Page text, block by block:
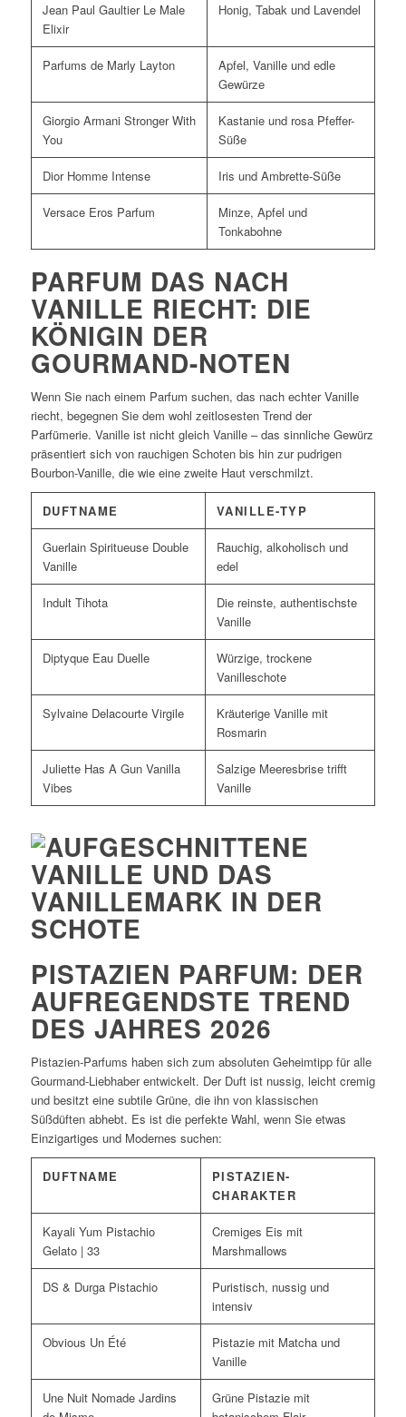
Jean Paul Gaultier Le Male
Elixir
Honig, Tabak und Lavendel
Parfums de Marly Layton
Apfel, Vanille und edle
Gewürze
Giorgio Armani Stronger With
You
Kastanie und rosa Pfeffer-
Süße
Dior Homme Intense Iris und Ambrette-Süße
Versace Eros Parfum
Minze, Apfel und
Tonkabohne
PARFUM DAS NACH
VANILLE RIECHT: DIE
KÖNIGIN DER
GOURMAND-NOTEN
Wenn Sie nach einem Parfum suchen, das nach echter Vanille
riecht, begegnen Sie dem wohl zeitlosesten Trend der
Parfümerie. Vanille ist nicht gleich Vanille – das sinnliche Gewürz
präsentiert sich von rauchigen Schoten bis hin zur pudrigen
Bourbon-Vanille, die wie eine zweite Haut verschmilzt.
DUFTNAME VANILLE-TYP
Guerlain Spiritueuse Double
Vanille
Rauchig, alkoholisch und
edel
Indult Tihota
Die reinste, authentischste
Vanille
Diptyque Eau Duelle
Würzige, trockene
Vanilleschote
Sylvaine Delacourte Virgile
Kräuterige Vanille mit
Rosmarin
Juliette Has A Gun Vanilla
Vibes
Salzige Meeresbrise trifft
Vanille
PISTAZIEN PARFUM: DER
AUFREGENDSTE TREND
DES JAHRES 2026
Pistazien-Parfums haben sich zum absoluten Geheimtipp für alle
Gourmand-Liebhaber entwickelt. Der Duft ist nussig, leicht cremig
und besitzt eine subtile Grüne, die ihn von klassischen
Süßdüften abhebt. Es ist die perfekte Wahl, wenn Sie etwas
Einzigartiges und Modernes suchen:
DUFTNAME
PISTAZIEN-
CHARAKTER
Kayali Yum Pistachio
Gelato | 33
Cremiges Eis mit
Marshmallows
DS & Durga Pistachio
Puristisch, nussig und
intensiv
Obvious Un Été
Pistazie mit Matcha und
Vanille
Une Nuit Nomade Jardins
Grüne Pistazie mit